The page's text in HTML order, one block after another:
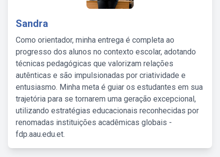
Sandra
Como orientador, minha entrega é completa ao
progresso dos alunos no contexto escolar, adotando
técnicas pedagógicas que valorizam relações
autênticas e são impulsionadas por criatividade e
entusiasmo. Minha meta é guiar os estudantes em sua
trajetória para se tornarem uma geração excepcional,
utilizando estratégias educacionais reconhecidas por
renomadas instituições acadêmicas globais -
fdp.aau.edu.et.